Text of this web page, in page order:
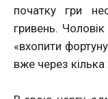
початку гри
гривень.
«вхопити
вже через кілька